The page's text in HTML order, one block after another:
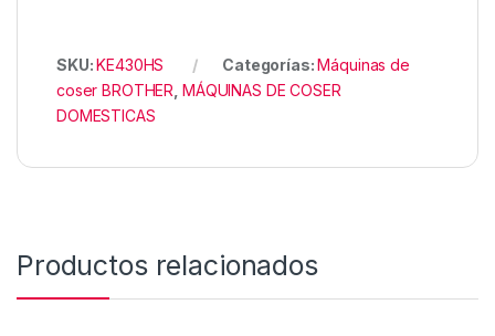
SKU:KE430HS Categorías:Máquinas de
coser BROTHER MÁQUINAS DE COSER
DOMESTICAS
Productos relacionados